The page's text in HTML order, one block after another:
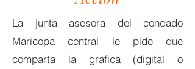
La junta asesora del condado
Maricopa central le pide que
comparta la grafica (digital o